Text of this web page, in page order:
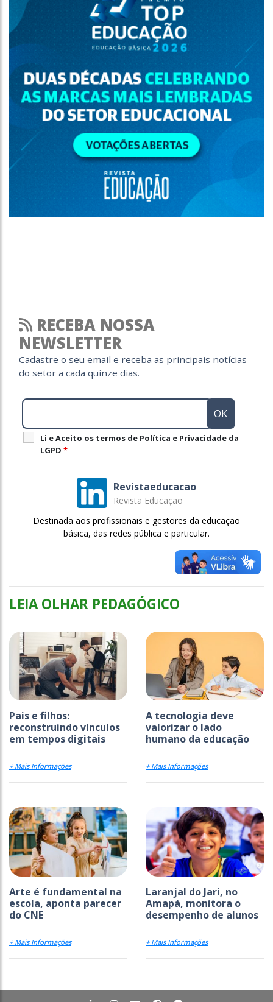
RECEBA NOSSA
NEWSLETTER
Cadastre o seu email e receba as principais notícias
do setor a cada quinze dias.
Li e Aceito os termos de Política e Privacidade da
LGPD *
Revistaeducacao
Revista Educação
Destinada aos profissionais e gestores da educação
básica, das redes pública e particular.
LEIA OLHAR PEDAGÓGICO
Pais e filhos:
reconstruindo vínculos
em tempos digitais
+ Mais Informações
A tecnologia deve
valorizar o lado
humano da educação
+ Mais Informações
Arte é fundamental na
escola, aponta parecer
do CNE
+ Mais Informações
Laranjal do Jari, no
Amapá, monitora o
desempenho de alunos
+ Mais Informações